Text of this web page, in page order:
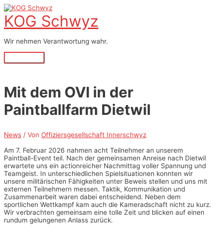
Zum
Inhalt
springen
KOG Schwyz
Wir nehmen Verantwortung wahr.
Hauptmenü
Mit dem OVI in der
Paintballfarm Dietwil
News / Von Offiziersgesellschaft Innerschwyz
Am 7. Februar 2026 nahmen acht Teilnehmer an unserem
Paintball-Event teil. Nach der gemeinsamen Anreise nach Dietwil
erwartete uns ein actionreicher Nachmittag voller Spannung und
Teamgeist. In unterschiedlichen Spielsituationen konnten wir
unsere militärischen Fähigkeiten unter Beweis stellen und uns mit
externen Teilnehmern messen. Taktik, Kommunikation und
Zusammenarbeit waren dabei entscheidend. Neben dem
sportlichen Wettkampf kam auch die Kameradschaft nicht zu kurz.
Wir verbrachten gemeinsam eine tolle Zeit und blicken auf einen
rundum gelungenen Anlass zurück.